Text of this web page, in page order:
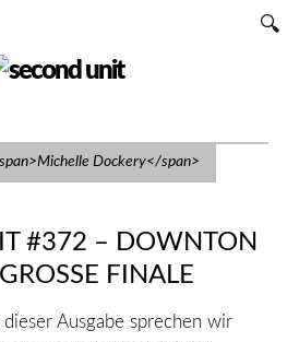
Dockery</span>
#372 – DOWNTON
FINALE
dieser Ausgabe sprechen wir